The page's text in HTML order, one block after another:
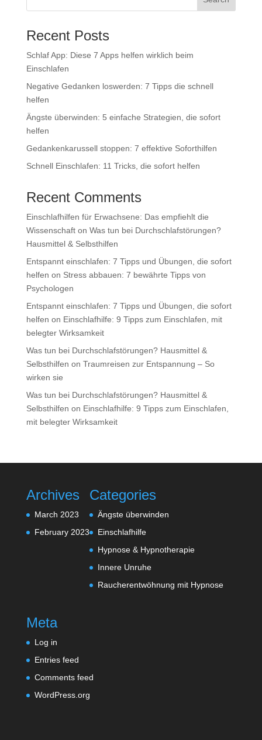
Recent Posts
Schlaf App: Diese 7 Apps helfen wirklich beim
Einschlafen
Negative Gedanken loswerden: 7 Tipps die schnell
helfen
Ängste überwinden: 5 einfache Strategien, die sofort
helfen
Gedankenkarussell stoppen: 7 effektive Soforthilfen
Schnell Einschlafen: 11 Tricks, die sofort helfen
Recent Comments
Einschlafhilfen für Erwachsene: Das empfiehlt die
Wissenschafton Was tun bei Durchschlafstörungen?
Hausmittel & Selbsthilfen
Entspannt einschlafen: 7 Tipps und Übungen, die sofort
helfen on Stress abbauen: 7 bewährte Tipps von
Psychologen
Entspannt einschlafen: 7 Tipps und Übungen, die sofort
helfen on Einschlafhilfe: 9 Tipps zum Einschlafen, mit
belegter Wirksamkeit
Was tun bei Durchschlafstörungen? Hausmittel &
Selbsthilfen on Traumreisen zur Entspannung – So
wirken sie
Was tun bei Durchschlafstörungen? Hausmittel &
Selbsthilfen on Einschlafhilfe: 9 Tipps zum Einschlafen,
mit belegter Wirksamkeit
Archives
March 2023
February 2023
Categories
Ängste überwinden
Einschlafhilfe
Hypnose & Hypnotherapie
Innere Unruhe
Raucherentwöhnung mit Hypnose
Meta
Log in
Entries feed
Comments feed
WordPress.org